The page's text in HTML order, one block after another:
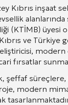
Kıbrıs inşaat
(KTİMB) üyesi
ve Türkiye
fırsatlar
şeffaf
modern